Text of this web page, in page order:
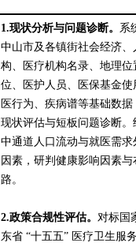
1.现状分析与问题诊断。 系
中山市及各镇街社会经济、
构、医疗机构名录、地理位
位、医护人员、医保基金使
医行为、疾病谱等基础数据
现状评估与短板问题诊断。
中通道人口流动与就医需求
因素，研判健康影响因素与
路。
2.政策合规性评估。 对标国
东省 “十五五” 医疗卫生服